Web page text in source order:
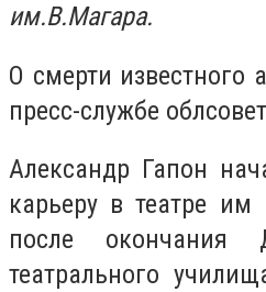
им.В.Магара.
О смерти известного
пресс-службе
Александр Гапон
карьеру в театре
после окончания
театрального